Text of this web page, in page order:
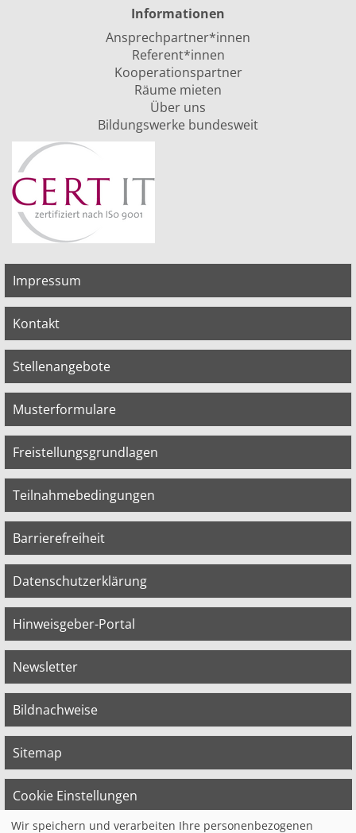
Informationen
Ansprechpartner*innen
Referent*innen
Kooperationspartner
Räume mieten
Über uns
Bildungswerke bundesweit
Impressum
Kontakt
Stellenangebote
Musterformulare
Freistellungsgrundlagen
Teilnahmebedingungen
Barrierefreiheit
Datenschutzerklärung
Hinweisgeber-Portal
Newsletter
Bildnachweise
Sitemap
Cookie Einstellungen
Wir speichern und verarbeiten Ihre personenbezogenen